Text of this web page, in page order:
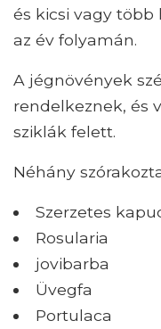
és kicsi vagy
az év folyamán.
A jégnövények
rendelkeznek, és
sziklák felett.
Néhány
Szerzetes
Rosularia
jovibarba
Üvegfa
Portulaca